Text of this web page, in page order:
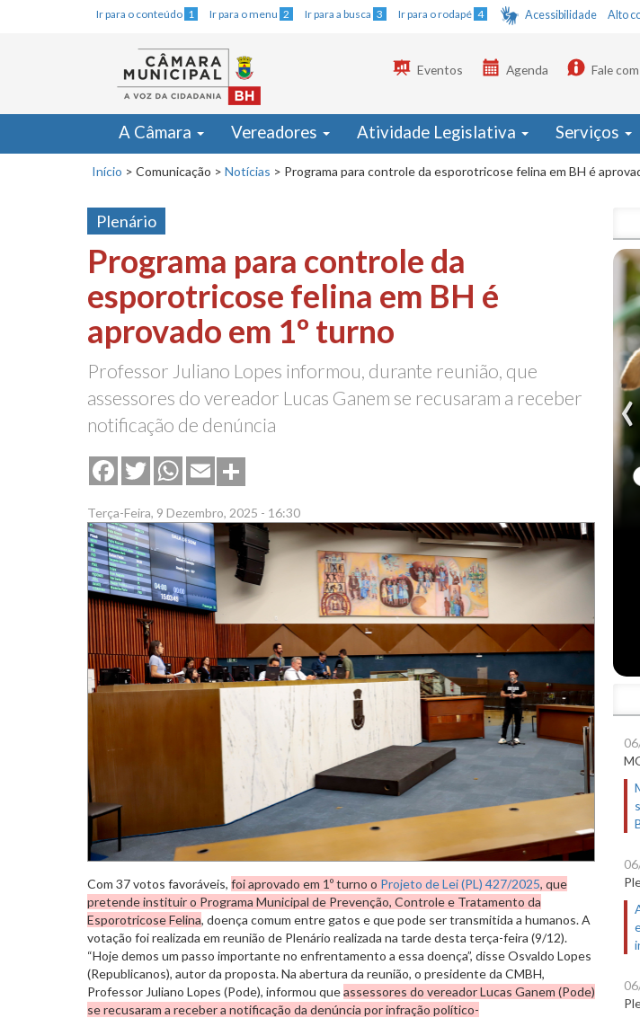
Ir para o conteúdo 1 Ir para o menu 2 Ir para a busca 3 Ir para o rodapé 4 Acessibilidade Alto
Eventos Agenda Fale
A Câmara Vereadores Atividade Legislativa Serviços
Início > Comunicação > Notícias > Programa para controle da esporotricose felina em BH é
Plenário
Programa para controle da
esporotricose felina em BH é
aprovado em 1º turno
Professor Juliano Lopes informou, durante reunião, que
assessores do vereador Lucas Ganem se recusaram a receber
notificação de denúncia
FacebookTwitterWhatsApp
Email
Terça-Feira, 9 Dezembro, 2025 - 16:30
Com 37 votos favoráveis, foi aprovado em 1º turno o Projeto de Lei (PL) 427/2025, que
pretende instituir o Programa Municipal de Prevenção, Controle e Tratamento da
Esporotricose Felina, doença comum entre gatos e que pode ser transmitida a humanos. A
votação foi realizada em reunião de Plenário realizada na tarde desta terça-feira (9/12).
“Hoje demos um passo importante no enfrentamento a essa doença”, disse Osvaldo Lopes
(Republicanos), autor da proposta. Na abertura da reunião, o presidente da CMBH,
Professor Juliano Lopes (Pode), informou queassessores do vereador Lucas Ganem (Pode)
se recusaram a receber a notificação da denúncia por infração político-